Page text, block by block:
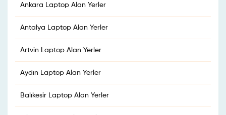
Ankara Laptop Alan Yerler
Antalya Laptop Alan Yerler
Artvin Laptop Alan Yerler
Aydın Laptop Alan Yerler
Balıkesir Laptop Alan Yerler